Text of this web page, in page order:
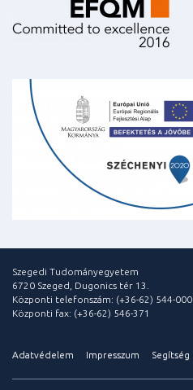
Szegedi Tudományegyetem
6720 Szeged, Dugonics tér 13.
Központi telefonszám: (+36-62) 544-000
Központi fax: (+36-62) 546-371
Adatvédelem Impresszum Segítség